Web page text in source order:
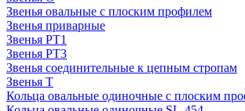
Звенья овальные с плоским профилем
Звенья приварные
Звенья РТ1
Звенья РТ3
Звенья соединительные к цепным стропам
Звенья Т
Кольца овальные одиночные c плоским